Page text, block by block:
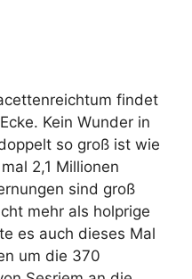
findet
Kein Wunder in
so groß ist wie
2,1 Millionen
sind groß
mehr als holprige
es auch dieses Mal
um die 370